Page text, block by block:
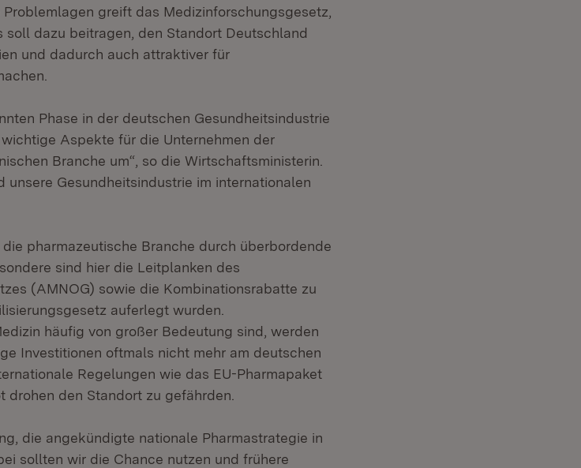
greift das Medizinforschungsgesetz,
soll dazu beitragen, den Standort Deutschland
und dadurch auch attraktiver für
Phase in der deutschen Gesundheitsindustrie
Aspekte für die Unternehmen der
Branche um“, so die Wirtschaftsministerin.
unsere Gesundheitsindustrie im internationalen
pharmazeutische Branche durch überbordende
sind hier die Leitplanken des
(AMNOG) sowie die Kombinationsrabatte zu
auferlegt wurden.
häufig von großer Bedeutung sind, werden
Investitionen oftmals nicht mehr am deutschen
Regelungen wie das EU-Pharmapaket
den Standort zu gefährden.
die angekündigte nationale Pharmastrategie in
sollten wir die Chance nutzen und frühere